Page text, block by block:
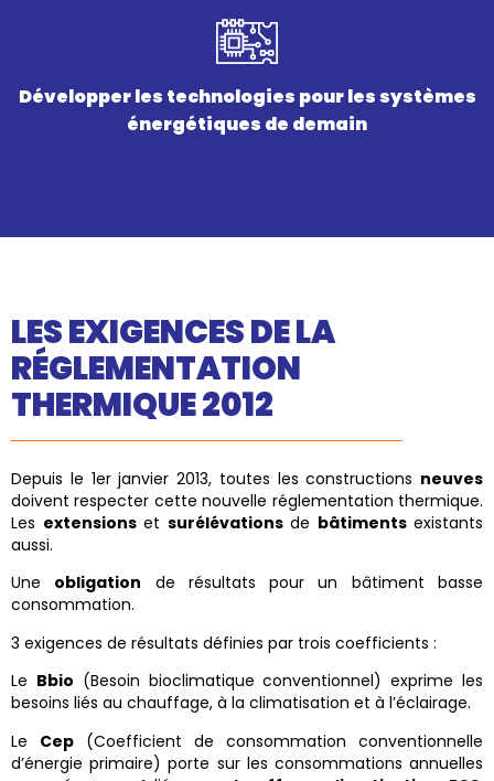
Développer les technologies pour les systèmes
énergétiques de demain
LES EXIGENCES DE LA
RÉGLEMENTATION
THERMIQUE 2012
Depuis le 1er janvier 2013, toutes les constructions neuves
doivent respecter cette nouvelle réglementation thermique.
Les extensionset surélévationsde bâtimentsexistants
aussi.
Une obligation de résultats pour un bâtiment basse
consommation.
3 exigences de résultats définies par trois coefficients :
Le Bbio (Besoin bioclimatique conventionnel) exprime les
besoins liés au chauffage, à la climatisation et à l’éclairage.
Le Cep (Coefficient de consommation conventionnelle
d’énergie primaire) porte sur les consommations annuelles